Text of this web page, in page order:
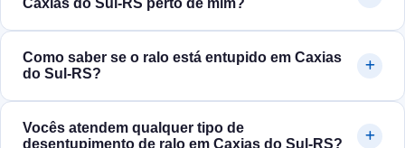
Caxias do Sul‑RS perto de mim?
Como saber se o ralo está entupido em Caxias
do Sul‑RS?
Vocês atendem qualquer tipo de
desentupimento de ralo em Caxias do Sul‑RS?